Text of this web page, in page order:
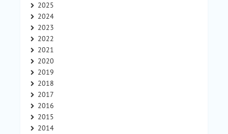
2025
2024
2023
2022
2021
2020
2019
2018
2017
2016
2015
2014